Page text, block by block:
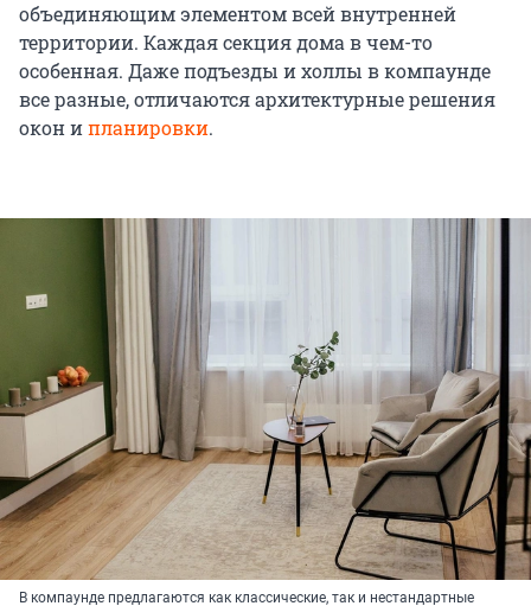
объединяющим элементом всей внутренней
территории. Каждая секция дома в чем-то
особенная. Даже подъезды и холлы в компаунде
все разные, отличаются архитектурные решения
окон ипланировки.
В компаунде предлагаются как классические, так и нестандартные